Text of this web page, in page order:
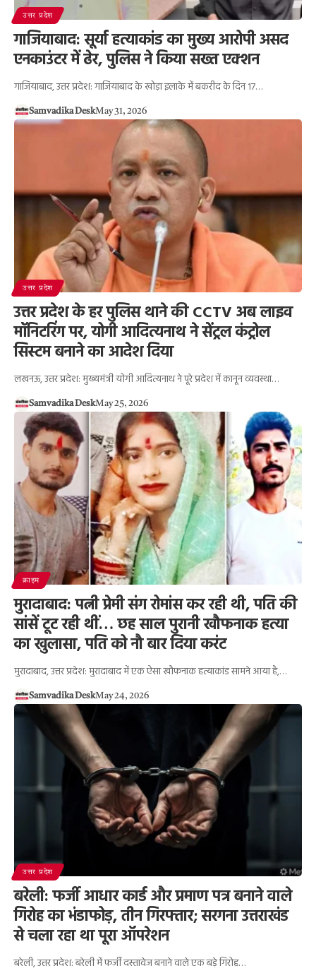
उत्तर प्रदेश
गाजियाबाद: सूर्या हत्याकांड का मुख्य आरोपी असद
एनकाउंटर में ढेर, पुलिस ने किया सख्त एक्शन
गाजियाबाद, उत्तर प्रदेश: गाजियाबाद के खोड़ा इलाके में बकरीद के दिन 17…
Samvadika DeskMay 31, 2026
उत्तर प्रदेश
उत्तर प्रदेश के हर पुलिस थाने की CCTV अब लाइव
मॉनिटरिंग पर, योगी आदित्यनाथ ने सेंट्रल कंट्रोल
सिस्टम बनाने का आदेश दिया
लखनऊ, उत्तर प्रदेश: मुख्यमंत्री योगी आदित्यनाथ ने पूरे प्रदेश में कानून व्यवस्था…
Samvadika DeskMay 25, 2026
क्राइम
मुरादाबाद: पत्नी प्रेमी संग रोमांस कर रही थी, पति की
सांसें टूट रही थीं… छह साल पुरानी खौफनाक हत्या
का खुलासा, पति को नौ बार दिया करंट
मुरादाबाद, उत्तर प्रदेश: मुरादाबाद में एक ऐसा खौफनाक हत्याकांड सामने आया है,…
Samvadika DeskMay 24, 2026
उत्तर प्रदेश
बरेली: फर्जी आधार कार्ड और प्रमाण पत्र बनाने वाले
गिरोह का भंडाफोड़, तीन गिरफ्तार; सरगना उत्तराखंड
से चला रहा था पूरा ऑपरेशन
बरेली, उत्तर प्रदेश: बरेली में फर्जी दस्तावेज बनाने वाले एक बड़े गिरोह…